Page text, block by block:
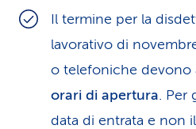
Il termine per la
lavorativo di
o telefoniche devono
orari di apertura. Per
data di entrata e non